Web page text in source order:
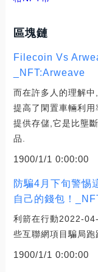
區塊鏈
Filecoin Vs
_NFT:Arweave
而在許多人的理解
提高了閑置車輛利
提供存儲,它是比壟
品.
1900/1/1 0:00:00
防騙4月下旬警惕
自己的錢包！
利箭在行動2022-
些互聯網項目騙局跑
1900/1/1 0:00:00